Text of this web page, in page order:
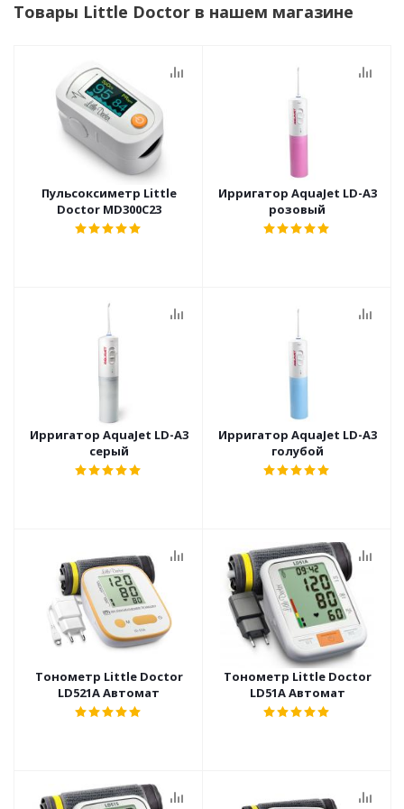
Товары Little Doctor в нашем магазине
Пульсоксиметр Little
Doctor MD300C23
Ирригатор AquaJet LD-A3
розовый
Ирригатор AquaJet LD-A3
серый
Ирригатор AquaJet LD-A3
голубой
Тонометр Little Doctor
LD521A Автомат
Тонометр Little Doctor
LD51A Автомат